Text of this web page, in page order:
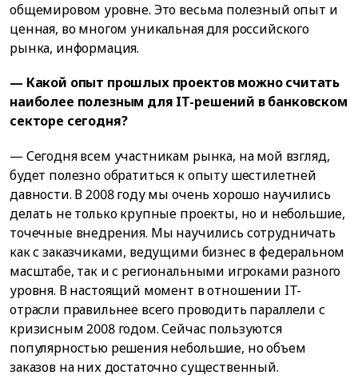
общемировом уровне. Это весьма полезный опыт и
ценная, во многом уникальная для российского
рынка, информация.
— Какой опыт прошлых проектов можно считать
наиболее полезным для IT-решений в банковском
секторе сегодня?
— Сегодня всем участникам рынка, на мой взгляд,
будет полезно обратиться к опыту шестилетней
давности. В 2008 году мы очень хорошо научились
делать не только крупные проекты, но и небольшие,
точечные внедрения. Мы научились сотрудничать
как с заказчиками, ведущими бизнес в федеральном
масштабе, так и с региональными игроками разного
уровня. В настоящий момент в отношении IT-
отрасли правильнее всего проводить параллели с
кризисным 2008 годом. Сейчас пользуются
популярностью решения небольшие, но объем
заказов на них достаточно существенный.